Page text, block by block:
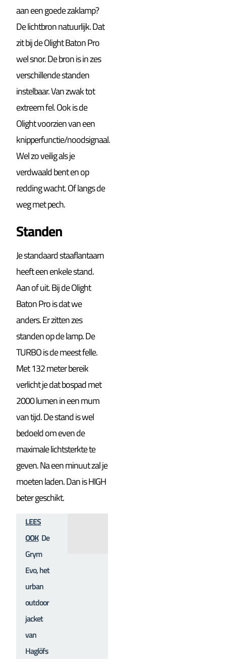
aan een goede zaklamp?
De lichtbron natuurlijk. Dat
zit bij de Olight Baton Pro
wel snor. De bron is in zes
verschillende standen
instelbaar. Van zwak tot
extreem fel. Ook is de
Olight voorzien van een
knipperfunctie/noodsignaal.
Wel zo veilig als je
verdwaald bent en op
redding wacht. Of langs de
weg met pech.
Standen
Je standaard staaflantaarn
heeft een enkele stand.
Aan of uit. Bij de Olight
Baton Pro is dat we
anders. Er zitten zes
standen op de lamp. De
TURBO is de meest felle.
Met 132 meter bereik
verlicht je dat bospad met
2000 lumen in een mum
van tijd. De stand is wel
bedoeld om even de
maximale lichtsterkte te
geven. Na een minuut zal je
moeten laden. Dan is HIGH
beter geschikt.
LEES
OOK De
Grym
Evo, het
urban
outdoor
jacket
van
Haglöfs